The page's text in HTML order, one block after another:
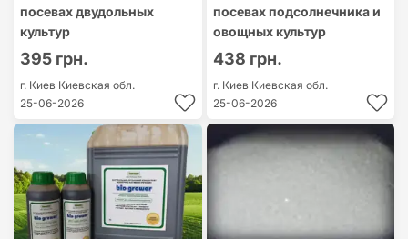
посевах двудольных
культур
395 грн.
г. Киев Киевская обл.
25-06-2026
посевах подсолнечника и
овощных культур
438 грн.
г. Киев Киевская обл.
25-06-2026